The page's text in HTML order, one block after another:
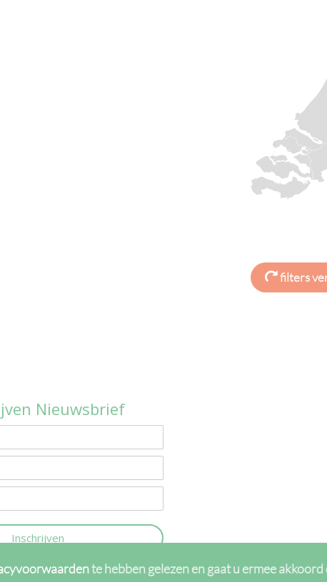
filters
Nieuwsbrief
Inschrijven
te hebben gelezen en gaat u ermee